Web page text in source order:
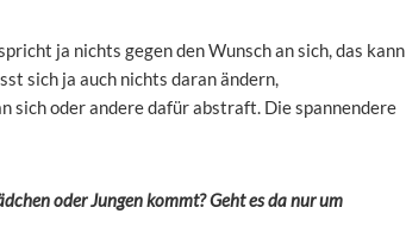
ja nichts gegen den Wunsch an sich, das kann
sich ja auch nichts daran ändern,
sich oder andere dafür abstraft. Die spannendere
oder Jungen kommt? Geht es da nur um